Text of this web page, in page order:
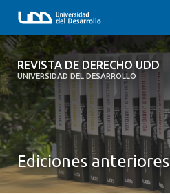
REVISTA DE DERECHO UDD
UNIVERSIDAD DEL DESARROLLO
REVISTA DE DERECHO UDD
INICIO
ACERCA DE LA REVISTA
EDICIONES ANTERIORES
CONVOCATORIA
Ediciones anteriores